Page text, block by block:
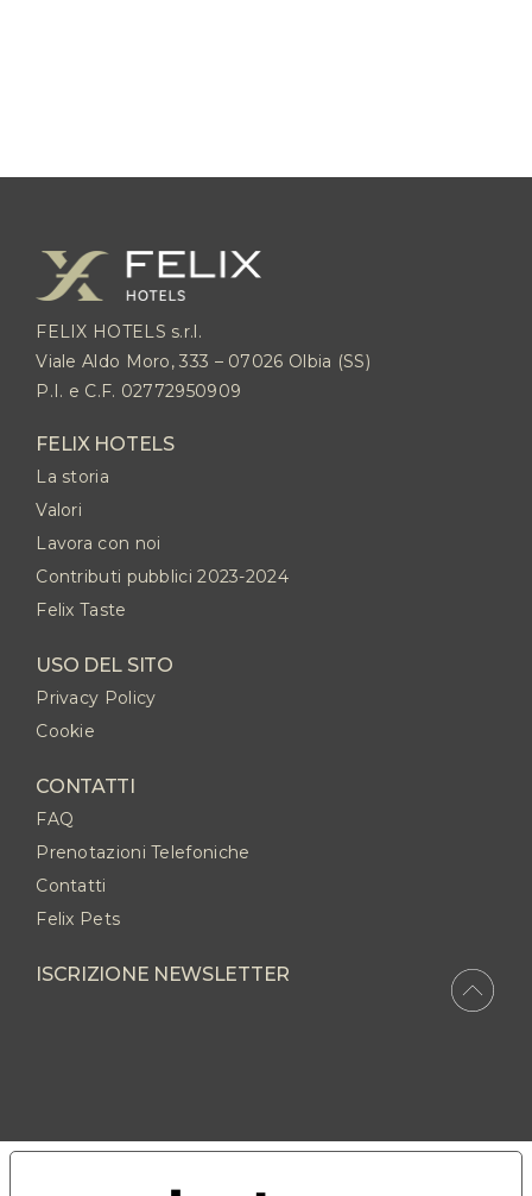
FELIX HOTELS s.r.l.
Viale Aldo Moro, 333 – 07026 Olbia (SS)
P.I. e C.F. 02772950909
FELIX HOTELS
La storia
Valori
Lavora con noi
Contributi pubblici 2023-2024
Felix Taste
USO DEL SITO
Privacy Policy
Cookie
CONTATTI
FAQ
Prenotazioni Telefoniche
Contatti
Felix Pets
ISCRIZIONE NEWSLETTER